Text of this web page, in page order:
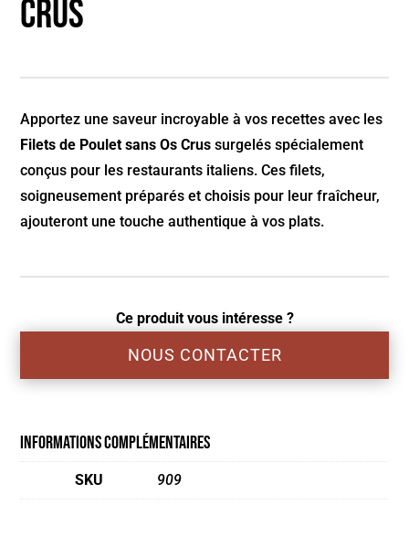
crus
Apportez une saveur incroyable à vos recettes avec les
Filets de Poulet sans Os Crus surgelés spécialement
conçus pour les restaurants italiens. Ces filets,
soigneusement préparés et choisis pour leur fraîcheur,
ajouteront une touche authentique à vos plats.
Ce produit vous intéresse ?
NOUS CONTACTER
Informations complémentaires
SKU 909